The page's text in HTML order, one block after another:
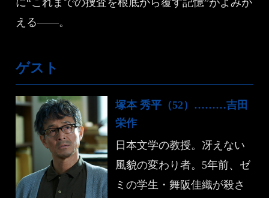
える――。
ゲスト
塚本 秀平（52）………吉田
栄作
日本文学の教授。冴えない
風貌の変わり者。5年前、ゼ
ミの学生・舞阪佳織が殺さ